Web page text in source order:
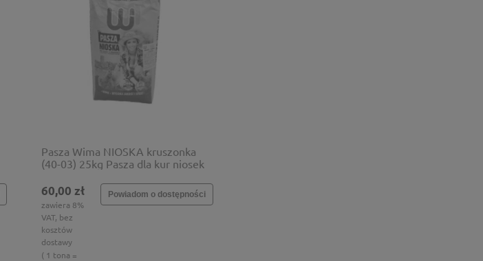
Pasza Wima NIOSKA kruszonka
(40-03) 25kg Pasza dla kur niosek
60,00 zł
zawiera 8%
VAT, bez
kosztów
dostawy
( 1 tona =
Powiadom o dostępności